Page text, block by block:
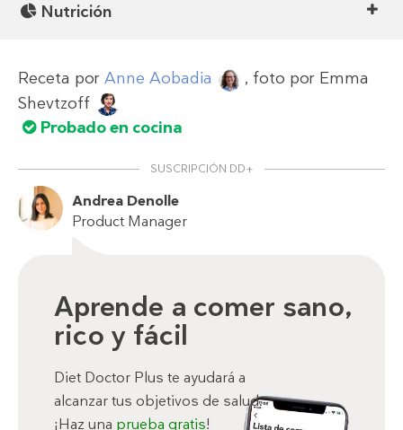
Nutrición
Receta por Anne Aobadia , foto por Emma
Shevtzoff
Probado en cocina
SUSCRIPCIÓN DD+
Andrea Denolle
Product Manager
Aprende a comer sano,
rico y fácil
Diet Doctor Plus te ayudará a
alcanzar tus objetivos de salud.
¡Haz una prueba gratis!